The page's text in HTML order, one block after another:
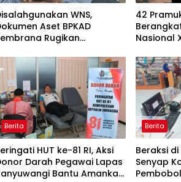
WNS,
Aset BPKAD
Rugikan
42
Nasional
Daerah
Berita
HUT ke-81 RI, Aksi
Darah Pegawai Lapas
Bantu Amankan
Berita
Beraksi
Senyap